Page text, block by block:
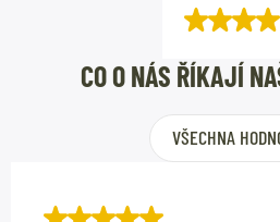
CO O NÁS ŘÍKAJÍ
VŠECHNA